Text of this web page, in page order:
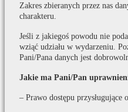
Zakres zbieranych przez nas
charakteru.
Jeśli z jakiegoś powodu nie
wziąć udziału w wydarzeniu.
Pani/Pana danych jest
Jakie ma Pani/Pan
– Prawo dostępu przysługujące